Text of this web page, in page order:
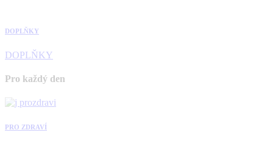
DOPLŇKY
DOPLŇKY
Pro každý den
PRO ZDRAVÍ